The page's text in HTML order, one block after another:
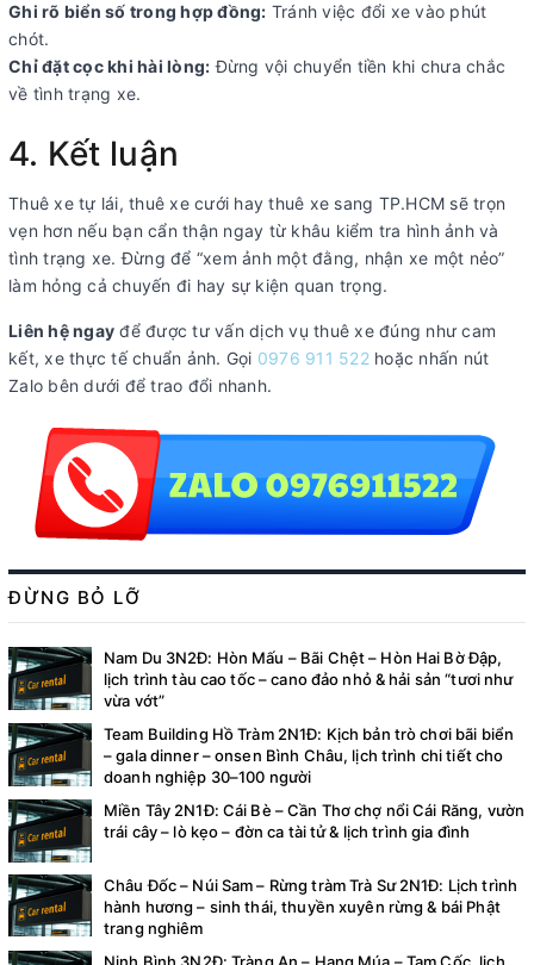
Ghi rõ biển số trong hợp đồng: Tránh việc đổi xe vào phút
chót.
Chỉ đặt cọc khi hài lòng: Đừng vội chuyển tiền khi chưa chắc
về tình trạng xe.
4. Kết luận
Thuê xe tự lái, thuê xe cưới hay thuê xe sang TP.HCM sẽ trọn
vẹn hơn nếu bạn cẩn thận ngay từ khâu kiểm tra hình ảnh và
tình trạng xe. Đừng để “xem ảnh một đằng, nhận xe một nẻo”
làm hỏng cả chuyến đi hay sự kiện quan trọng.
Liên hệ ngay để được tư vấn dịch vụ thuê xe đúng như cam
kết, xe thực tế chuẩn ảnh. Gọi 0976 911 522hoặc nhấn nút
Zalo bên dưới để trao đổi nhanh.
ĐỪNG BỎ LỠ
Nam Du 3N2Đ: Hòn Mấu – Bãi Chệt – Hòn Hai Bờ Đập,
lịch trình tàu cao tốc – cano đảo nhỏ & hải sản “tươi như
vừa vớt”
Team Building Hồ Tràm 2N1Đ: Kịch bản trò chơi bãi biển
– gala dinner – onsen Bình Châu, lịch trình chi tiết cho
doanh nghiệp 30–100 người
Miền Tây 2N1Đ: Cái Bè – Cần Thơ chợ nổi Cái Răng, vườn
trái cây – lò kẹo – đờn ca tài tử & lịch trình gia đình
Châu Đốc – Núi Sam – Rừng tràm Trà Sư 2N1Đ: Lịch trình
hành hương – sinh thái, thuyền xuyên rừng & bái Phật
trang nghiêm
Ninh Bình 3N2Đ: Tràng An – Hang Múa – Tam Cốc, lịch